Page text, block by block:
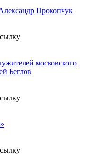
Прокопчук
московского
Беглов